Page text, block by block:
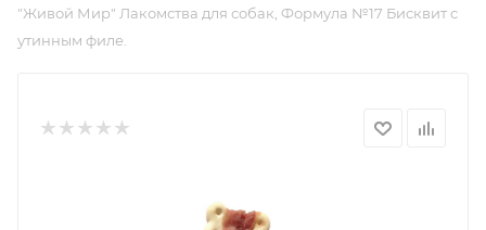
"Живой Мир" Лакомства для собак, Формула №17 Бисквит с
утинным филе.